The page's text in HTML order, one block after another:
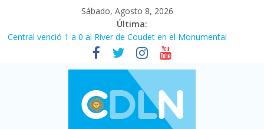
Sábado, Agosto 8, 2026
Última:
Central venció 1 a 0 al River de Coudet en el Monumental
La morosidad alcanzó su nivel más alto en dos décadas y ya
afecta a 400 mil deudores en Santa Fe
Desde que asumió Milei cerraron 41.000 kioscos: el sector
denuncia crisis como en 2001
Vacaciones de invierno con más movimiento y consumo
turístico: 4,6 millones de personas viajaron por el país, un 5,9%